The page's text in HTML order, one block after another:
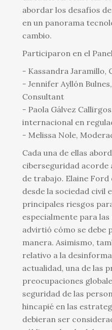
abordar los desafíos
en un panorama
cambio.
Participaron en el
- Kassandra Jaramillo,
- Jennifer Ayllón
Consultant
- Paola Gálvez
internacional en
- Melissa Nole,
Cada una de ellas
ciberseguridad acorde
de trabajo. Elaine
desde la sociedad civil
principales riesgos
especialmente para
advirtió cómo se debe
manera. Asimismo,
relativo a la
actualidad, una de las
preocupaciones
seguridad de las
hincapié en las
debieran ser